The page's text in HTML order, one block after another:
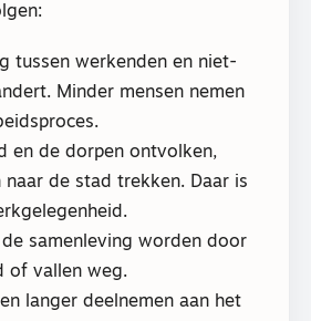
tussen werkenden en niet-
Minder mensen nemen
en de dorpen ontvolken,
de stad trekken. Daar is
samenleving worden door
of vallen weg.
langer deelnemen aan het